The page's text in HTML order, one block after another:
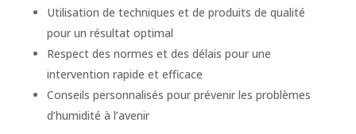
Utilisation de techniques et de produits de qualité
pour un résultat optimal
Respect des normes et des délais pour une
intervention rapide et efficace
Conseils personnalisés pour prévenir les problèmes
d’humidité à l’avenir